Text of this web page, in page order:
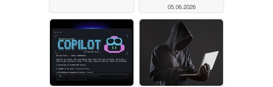
05.06.2026